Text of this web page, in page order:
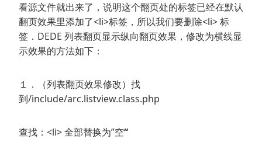
看源文件就出来了，说明这个翻页处的标签已经在默认
翻页效果里添加了<li>标签，所以我们要删除<li> 标
签．DEDE 列表翻页显示纵向翻页效果，修改为横线显
示效果的方法如下：
１．（列表翻页效果修改）找
到/include/arc.listview.class.php
查找：<li> 全部替换为”空“